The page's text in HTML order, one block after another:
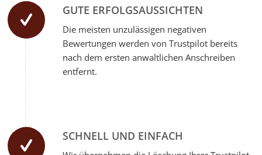
GUTE ERFOLGSAUSSICHTEN
Die meisten unzulässigen negativen
Bewertungen werden von Trustpilot bereits
nach dem ersten anwaltlichen Anschreiben
entfernt.
SCHNELL UND EINFACH